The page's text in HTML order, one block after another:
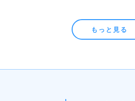
もっと見る